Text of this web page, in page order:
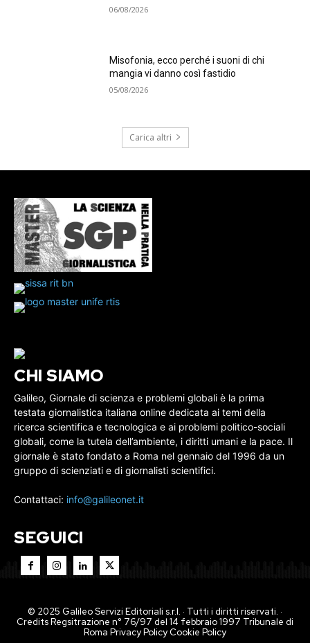
06/08/2026
Misofonia, ecco perché i suoni di chi
mangia vi danno così fastidio
05/08/2026
Carica altri
CHI SIAMO
Galileo, Giornale di scienza e problemi globali è la prima
testata giornalistica italiana online dedicata ai temi della
ricerca scientifica e tecnologica e ai problemi politico-sociali
globali, come la tutela dell’ambiente, i diritti umani e la pace. Il
giornale è stato fondato a Roma nel gennaio del 1996 da un
gruppo di scienziati e di giornalisti scientifici.
Contattaci: info@galileonet.it
SEGUICI
© 2025 Galileo Servizi Editoriali s.r.l. · Tutti i diritti riservati. ·
Credits Regsitrazione n° 76/97 del 14 febbraio 1997 Tribunale di
Roma Privacy PolicyCookie Policy